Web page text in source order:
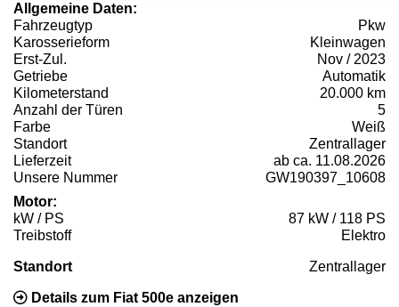
Allgemeine Daten:
Fahrzeugtyp
Pkw
Karosserieform
Kleinwagen
Erst-Zul.
Nov / 2023
Getriebe
Automatik
Kilometerstand
20.000 km
Anzahl der Türen
5
Farbe
Weiß
Standort
Zentrallager
Lieferzeit
ab ca. 11.08.2026
Unsere Nummer
GW190397_10608
Motor:
kW / PS
87 kW / 118 PS
Treibstoff
Elektro
Standort Zentrallager
Details zum Fiat 500e anzeigen